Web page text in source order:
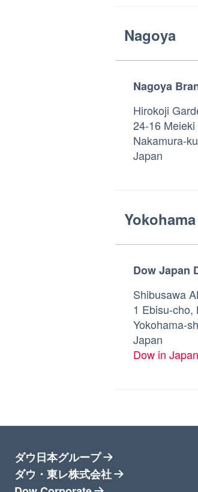
Nagoya
Nagoya
Hirokoji
24-16
Nakamura-
Japan
Yokohama
Dow Japan
Shibusawa
1 Ebisu-cho,
Yokohama-
Japan
Dow in Japan
ダウ日本グループ
ダウ・東レ株式会社